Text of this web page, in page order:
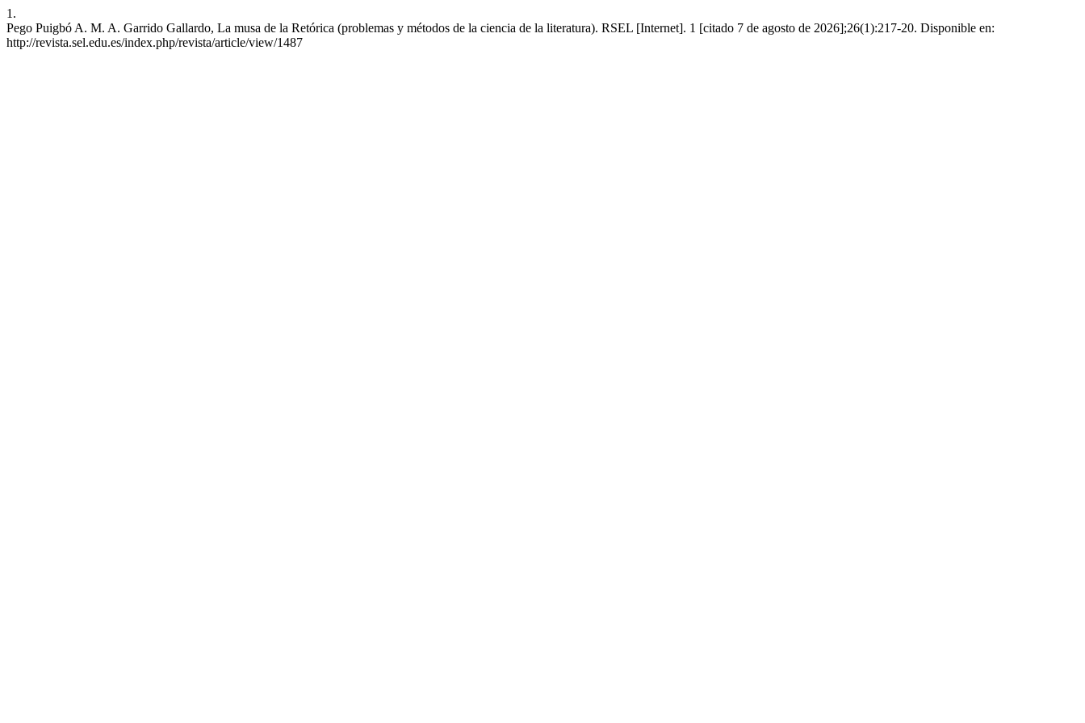
1.
Pego Puigbó A. M. A. Garrido Gallardo, La musa de la Retórica (problemas y métodos de la ciencia de la literatura). RSEL [Internet]. 1 [citado 7 de agosto de 2026];26(1):217-20. Disponible en:
http://revista.sel.edu.es/index.php/revista/article/view/1487